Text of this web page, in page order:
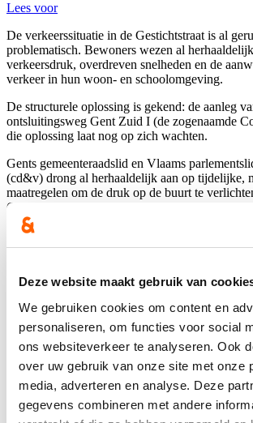
Deze website maakt gebruik van
We gebruiken cookies om content en
personaliseren, om functies voor social
ons websiteverkeer te analyseren. Ook
over uw gebruik van onze site met onze
media, adverteren en analyse. Deze
gegevens combineren met andere
Lees voor
De verkeerssituatie in de Gestichtstraat is al
problematisch. Bewoners wezen al
verkeersdruk, overdreven snelheden en de
verkeer in hun woon- en schoolomgeving.
De structurele oplossing is gekend: de aanleg
ontsluitingsweg Gent Zuid I (de zogenaamde
die oplossing laat nog op zich wachten.
Gents gemeenteraadslid en Vlaams
(cd&v) drong al herhaaldelijk aan op tijdelijke,
maatregelen om de druk op de buurt te
Gents als op Vlaams niveau. Tijdens een zitting
gemeenteraad op 10 september vroeg hij
van zaken.
ontsluitingsweg Gent Zuid I zouden opstarten in
2026. Eens gerealiseerd kan de afrit van de R4
Gestichtstraat worden afgesloten. Tot die tijd
maximumsnelheid op de R4 ter hoogte van de
verlaagd van 90 km/u tot 70 km/u. De finale
werd echter nog niet genomen door de
Mobiliteit. Stijn liet alvast weten dat hij
zal bevragen in het Vlaams Parlement.
Hierover verscheen een artikelinDe Gentenaar.